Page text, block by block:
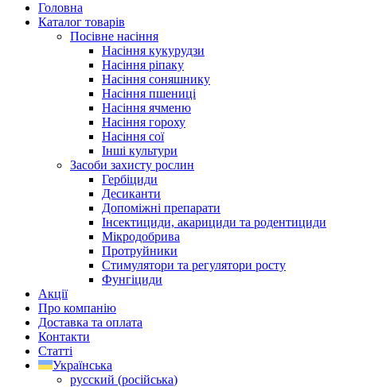
Головна
Каталог товарів
Посівне насіння
Насіння кукурудзи
Насіння ріпаку
Насіння соняшнику
Насіння пшениці
Насіння ячменю
Насіння гороху
Насіння сої
Інші культури
Засоби захисту рослин
Гербіциди
Десиканти
Допоміжні препарати
Інсектициди, акарициди та родентициди
Мікродобрива
Протруйники
Стимулятори та регулятори росту
Фунгіциди
Акції
Про компанію
Доставка та оплата
Контакти
Статті
Українська
русский (російська)